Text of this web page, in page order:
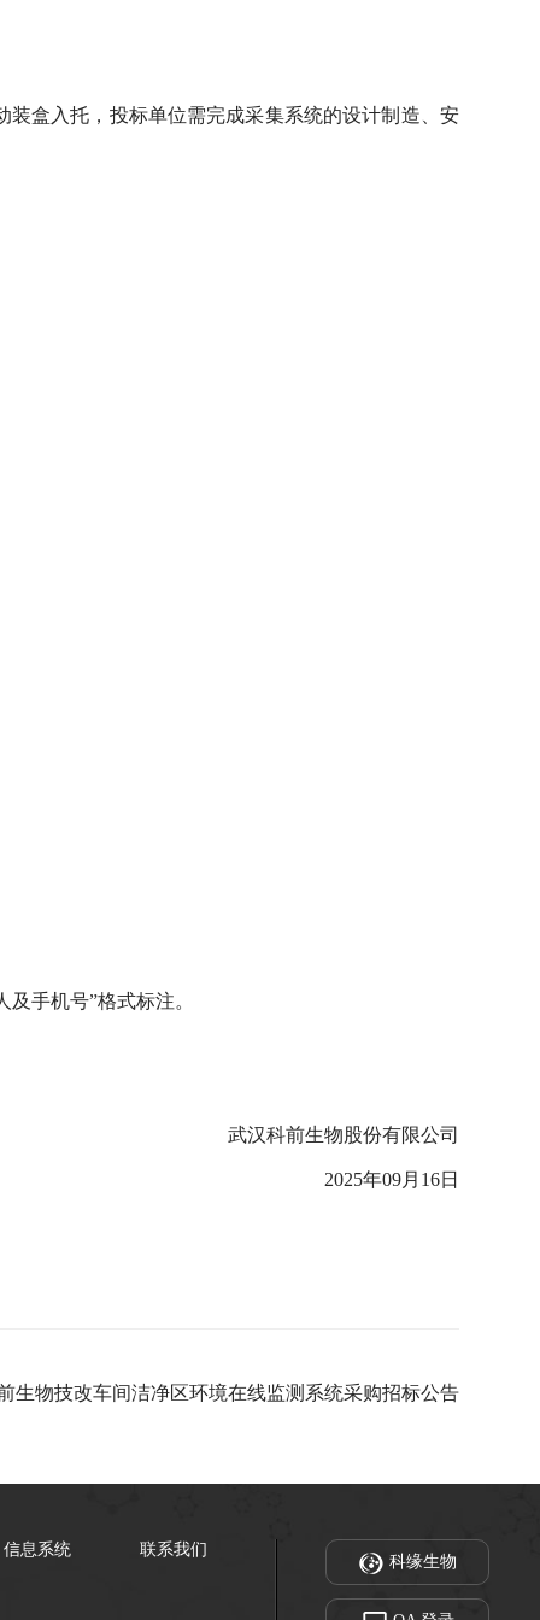
盒入托，投标单位需完成采集系统的设计制造、安
手机号”格式标注。
武汉科前生物股份有限公司
2025年09月16日
生物技改车间洁净区环境在线监测系统采购招标公告
信息系统 联系我们
科缘生物